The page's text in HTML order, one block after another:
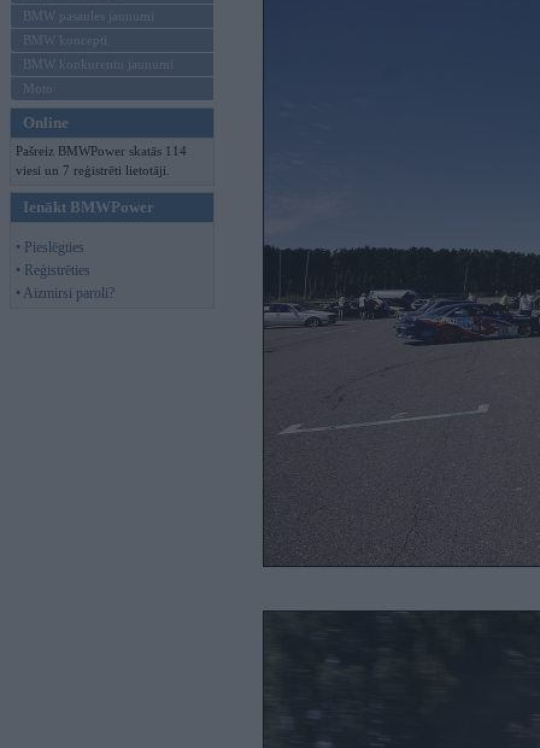
BMW pasaules jaunumi
BMW koncepti
BMW konkurentu jaunumi
Moto
Online
Pašreiz BMWPower skatās 114
viesi un 7 reģistrēti lietotāji.
Ienākt BMWPower
• Pieslēgties
• Reģistrēties
• Aizmirsi paroli?